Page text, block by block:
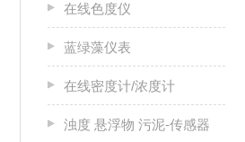
在线色度仪
蓝绿藻仪表
在线密度计/浓度计
浊度 悬浮物 污泥-传感器